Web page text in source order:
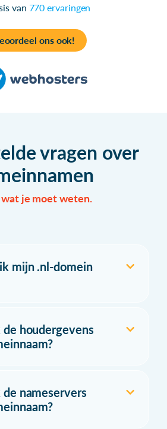
van 770 ervaringen
ons ook!
vragen over
je moet weten.
mijn .nl-domein
houdergevens
nameservers